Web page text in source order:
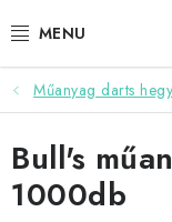
tartalomhoz
DARTS
DARTS TÁBLÁK
TARTOZÉKOK A
Műanyag darts
Bull's
1000db